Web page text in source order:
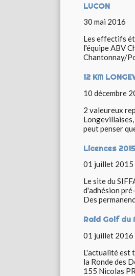
LUCON
30 mai 2016
Les effectifs
l'équipe ABV
Chantonnay/
12 KM
10 décembre
2 valeureux
peut penser
Licences
01 juillet 2015
Le site du
d'adhésion
Des
Raid Golf du
01 juillet 2016
L'actualité est
la Ronde des
155 Nicolas